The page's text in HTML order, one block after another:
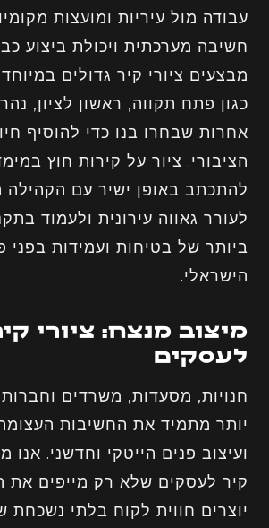
עבודה מול עיריות ומועצות
חשיבה מערכתית ויכולת ביצוע
מבצעים ציורי קיר גדולים
כגון פתח תקווה, ראשון לציון,
אחרות שבחרו בנו כדי להוסיף
הציבורי. ציור על קירות חוץ
להתכתב באופן ישיר עם הקהילה
לעורר גאווה עירונית ולעמוד
ביותר של בטיחות ועמידות בפני
הישראלי.
מיצוב מנצח: ציורי
לעסקים
חנויות, מסעדות, משרדים וחברות
יותר מתמיד את החשיבות
ועיצוב פנים הייטקי וחדשני. אנו
קיר לעסקים שלא רק מייפים את
יוצרים חווית לקוח בלתי